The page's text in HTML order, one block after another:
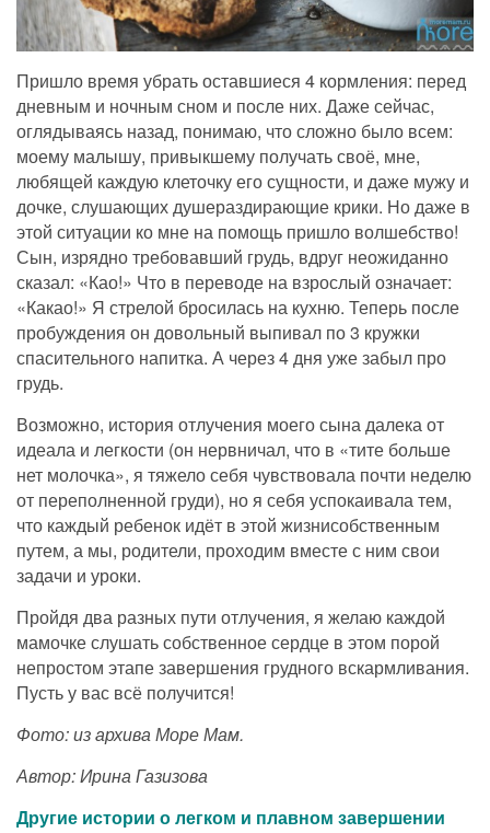
Пришло время убрать оставшиеся 4 кормления: перед
дневным и ночным сном и после них. Даже сейчас,
оглядываясь назад, понимаю, что сложно было всем:
моему малышу, привыкшему получать своё, мне,
любящей каждую клеточку его сущности, и даже мужу и
дочке, слушающих душераздирающие крики. Но даже в
этой ситуации ко мне на помощь пришло волшебство!
Сын, изрядно требовавший грудь, вдруг неожиданно
сказал: «Као!» Что в переводе на взрослый означает:
«Какао!» Я стрелой бросилась на кухню. Теперь после
пробуждения он довольный выпивал по 3 кружки
спасительного напитка. А через 4 дня уже забыл про
грудь.
Возможно, история отлучения моего сына далека от
идеала и легкости (он нервничал, что в «тите больше
нет молочка», я тяжело себя чувствовала почти неделю
от переполненной груди), но я себя успокаивала тем,
что каждый ребенок идёт в этой жизнисобственным
путем, а мы, родители, проходим вместе с ним свои
задачи и уроки.
Пройдя два разных пути отлучения, я желаю каждой
мамочке слушать собственное сердце в этом порой
непростом этапе завершения грудного вскармливания.
Пусть у вас всё получится!
Фото: из архива Море Мам.
Автор: Ирина Газизова
Другие истории о легком и плавном завершении